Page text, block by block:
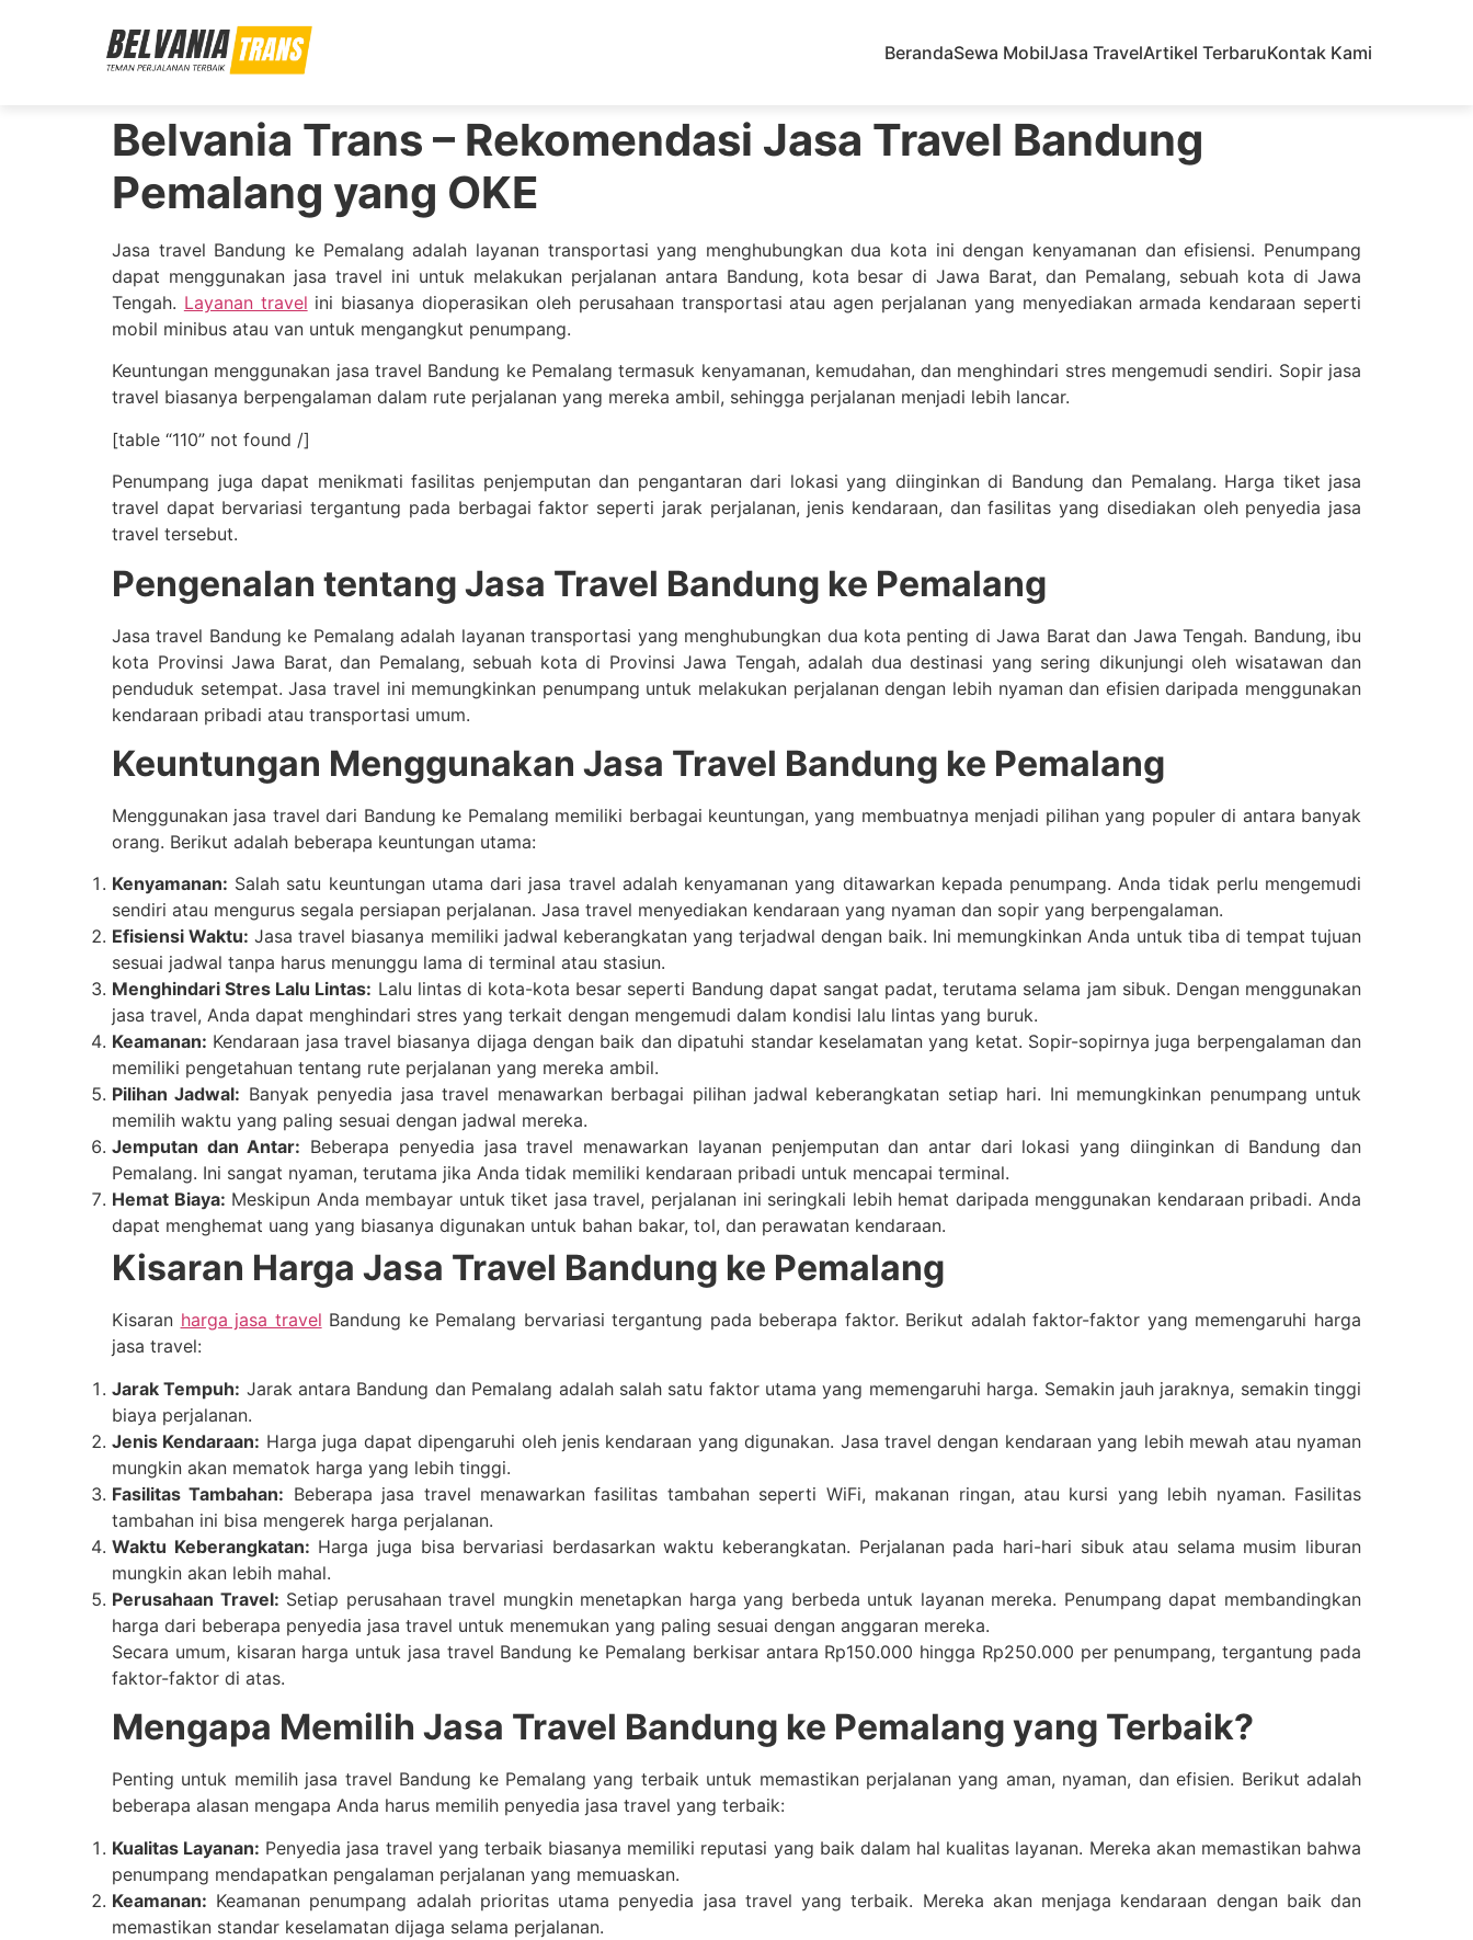
BerandaSewa MobilJasa TravelArtikel TerbaruKontak Kami
Belvania Trans – Rekomendasi Jasa Travel Bandung
Pemalang yang OKE
Jasa travel Bandung ke Pemalang adalah layanan transportasi yang menghubungkan dua kota ini dengan kenyamanan dan efisiensi. Penumpang
dapat menggunakan jasa travel ini untuk melakukan perjalanan antara Bandung, kota besar di Jawa Barat, dan Pemalang, sebuah kota di Jawa
Tengah. Layanan travel ini biasanya dioperasikan oleh perusahaan transportasi atau agen perjalanan yang menyediakan armada kendaraan seperti
mobil minibus atau van untuk mengangkut penumpang.
Keuntungan menggunakan jasa travel Bandung ke Pemalang termasuk kenyamanan, kemudahan, dan menghindari stres mengemudi sendiri. Sopir jasa
travel biasanya berpengalaman dalam rute perjalanan yang mereka ambil, sehingga perjalanan menjadi lebih lancar.
[table “110” not found /]
Penumpang juga dapat menikmati fasilitas penjemputan dan pengantaran dari lokasi yang diinginkan di Bandung dan Pemalang. Harga tiket jasa
travel dapat bervariasi tergantung pada berbagai faktor seperti jarak perjalanan, jenis kendaraan, dan fasilitas yang disediakan oleh penyedia jasa
travel tersebut.
Pengenalan tentang Jasa Travel Bandung ke Pemalang
Jasa travel Bandung ke Pemalang adalah layanan transportasi yang menghubungkan dua kota penting di Jawa Barat dan Jawa Tengah. Bandung, ibu
kota Provinsi Jawa Barat, dan Pemalang, sebuah kota di Provinsi Jawa Tengah, adalah dua destinasi yang sering dikunjungi oleh wisatawan dan
penduduk setempat. Jasa travel ini memungkinkan penumpang untuk melakukan perjalanan dengan lebih nyaman dan efisien daripada menggunakan
kendaraan pribadi atau transportasi umum.
Keuntungan Menggunakan Jasa Travel Bandung ke Pemalang
Menggunakan jasa travel dari Bandung ke Pemalang memiliki berbagai keuntungan, yang membuatnya menjadi pilihan yang populer di antara banyak
orang. Berikut adalah beberapa keuntungan utama:
Kenyamanan: Salah satu keuntungan utama dari jasa travel adalah kenyamanan yang ditawarkan kepada penumpang. Anda tidak perlu mengemudi
sendiri atau mengurus segala persiapan perjalanan. Jasa travel menyediakan kendaraan yang nyaman dan sopir yang berpengalaman.
Efisiensi Waktu: Jasa travel biasanya memiliki jadwal keberangkatan yang terjadwal dengan baik. Ini memungkinkan Anda untuk tiba di tempat tujuan
sesuai jadwal tanpa harus menunggu lama di terminal atau stasiun.
Menghindari Stres Lalu Lintas: Lalu lintas di kota-kota besar seperti Bandung dapat sangat padat, terutama selama jam sibuk. Dengan menggunakan
jasa travel, Anda dapat menghindari stres yang terkait dengan mengemudi dalam kondisi lalu lintas yang buruk.
Keamanan: Kendaraan jasa travel biasanya dijaga dengan baik dan dipatuhi standar keselamatan yang ketat. Sopir-sopirnya juga berpengalaman dan
memiliki pengetahuan tentang rute perjalanan yang mereka ambil.
Pilihan Jadwal: Banyak penyedia jasa travel menawarkan berbagai pilihan jadwal keberangkatan setiap hari. Ini memungkinkan penumpang untuk
memilih waktu yang paling sesuai dengan jadwal mereka.
Jemputan dan Antar: Beberapa penyedia jasa travel menawarkan layanan penjemputan dan antar dari lokasi yang diinginkan di Bandung dan
Pemalang. Ini sangat nyaman, terutama jika Anda tidak memiliki kendaraan pribadi untuk mencapai terminal.
Hemat Biaya: Meskipun Anda membayar untuk tiket jasa travel, perjalanan ini seringkali lebih hemat daripada menggunakan kendaraan pribadi. Anda
dapat menghemat uang yang biasanya digunakan untuk bahan bakar, tol, dan perawatan kendaraan.
Kisaran Harga Jasa Travel Bandung ke Pemalang
Kisaran harga jasa travel Bandung ke Pemalang bervariasi tergantung pada beberapa faktor. Berikut adalah faktor-faktor yang memengaruhi harga
jasa travel:
Jarak Tempuh: Jarak antara Bandung dan Pemalang adalah salah satu faktor utama yang memengaruhi harga. Semakin jauh jaraknya, semakin tinggi
biaya perjalanan.
Jenis Kendaraan: Harga juga dapat dipengaruhi oleh jenis kendaraan yang digunakan. Jasa travel dengan kendaraan yang lebih mewah atau nyaman
mungkin akan mematok harga yang lebih tinggi.
Fasilitas Tambahan: Beberapa jasa travel menawarkan fasilitas tambahan seperti WiFi, makanan ringan, atau kursi yang lebih nyaman. Fasilitas
tambahan ini bisa mengerek harga perjalanan.
Waktu Keberangkatan: Harga juga bisa bervariasi berdasarkan waktu keberangkatan. Perjalanan pada hari-hari sibuk atau selama musim liburan
mungkin akan lebih mahal.
Perusahaan Travel: Setiap perusahaan travel mungkin menetapkan harga yang berbeda untuk layanan mereka. Penumpang dapat membandingkan
harga dari beberapa penyedia jasa travel untuk menemukan yang paling sesuai dengan anggaran mereka.
Secara umum, kisaran harga untuk jasa travel Bandung ke Pemalang berkisar antara Rp150.000 hingga Rp250.000 per penumpang, tergantung pada
faktor-faktor di atas.
Mengapa Memilih Jasa Travel Bandung ke Pemalang yang Terbaik?
Penting untuk memilih jasa travel Bandung ke Pemalang yang terbaik untuk memastikan perjalanan yang aman, nyaman, dan efisien. Berikut adalah
beberapa alasan mengapa Anda harus memilih penyedia jasa travel yang terbaik:
Kualitas Layanan: Penyedia jasa travel yang terbaik biasanya memiliki reputasi yang baik dalam hal kualitas layanan. Mereka akan memastikan bahwa
penumpang mendapatkan pengalaman perjalanan yang memuaskan.
Keamanan: Keamanan penumpang adalah prioritas utama penyedia jasa travel yang terbaik. Mereka akan menjaga kendaraan dengan baik dan
memastikan standar keselamatan dijaga selama perjalanan.